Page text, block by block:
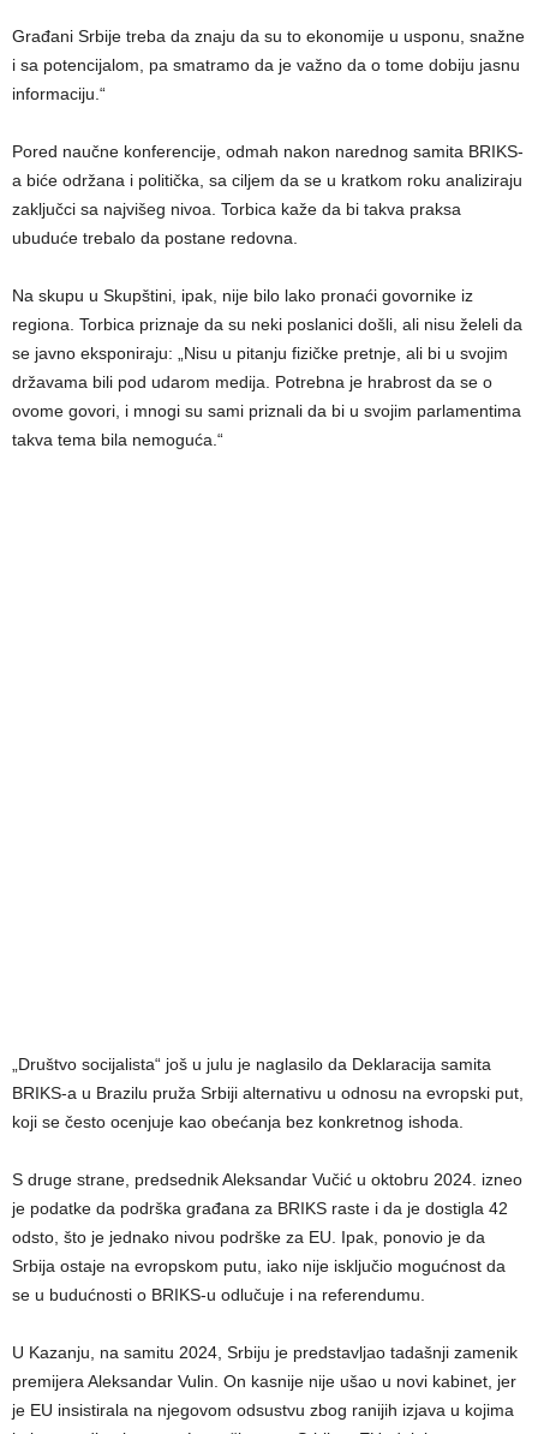
Građani Srbije treba da znaju da su to ekonomije u usponu, snažne
i sa potencijalom, pa smatramo da je važno da o tome dobiju jasnu
informaciju.“
Pored naučne konferencije, odmah nakon narednog samita BRIKS-
a biće održana i politička, sa ciljem da se u kratkom roku analiziraju
zaključci sa najvišeg nivoa. Torbica kaže da bi takva praksa
ubuduće trebalo da postane redovna.
Na skupu u Skupštini, ipak, nije bilo lako pronaći govornike iz
regiona. Torbica priznaje da su neki poslanici došli, ali nisu želeli da
se javno eksponiraju: „Nisu u pitanju fizičke pretnje, ali bi u svojim
državama bili pod udarom medija. Potrebna je hrabrost da se o
ovome govori, i mnogi su sami priznali da bi u svojim parlamentima
takva tema bila nemoguća.“
„Društvo socijalista“ još u julu je naglasilo da Deklaracija samita
BRIKS-a u Brazilu pruža Srbiji alternativu u odnosu na evropski put,
koji se često ocenjuje kao obećanja bez konkretnog ishoda.
S druge strane, predsednik Aleksandar Vučić u oktobru 2024. izneo
je podatke da podrška građana za BRIKS raste i da je dostigla 42
odsto, što je jednako nivou podrške za EU. Ipak, ponovio je da
Srbija ostaje na evropskom putu, iako nije isključio mogućnost da
se u budućnosti o BRIKS-u odlučuje i na referendumu.
U Kazanju, na samitu 2024, Srbiju je predstavljao tadašnji zamenik
premijera Aleksandar Vulin. On kasnije nije ušao u novi kabinet, jer
je EU insistirala na njegovom odsustvu zbog ranijih izjava u kojima